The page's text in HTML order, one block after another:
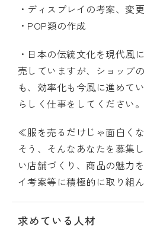
・ディスプレイの考案、変更
・POP類の作成
・日本の伝統文化を現代風
売していますが、ショップ
も、効率化も今風に進めて
らしく仕事をしてください。
≪服を売るだけじゃ面白く
そう、そんなあなたを募集
い店舗づくり、商品の魅力
イ考案等に積極的に取り組
求めている人材